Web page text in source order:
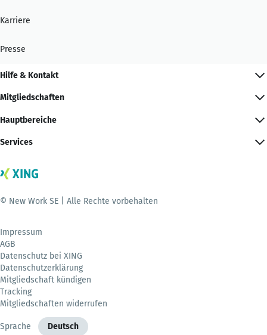
Karriere
Presse
Hilfe & Kontakt
Mitgliedschaften
Hauptbereiche
Services
© New Work SE | Alle Rechte vorbehalten
Impressum
AGB
Datenschutz bei XING
Datenschutzerklärung
Mitgliedschaft kündigen
Tracking
Mitgliedschaften widerrufen
Sprache Deutsch